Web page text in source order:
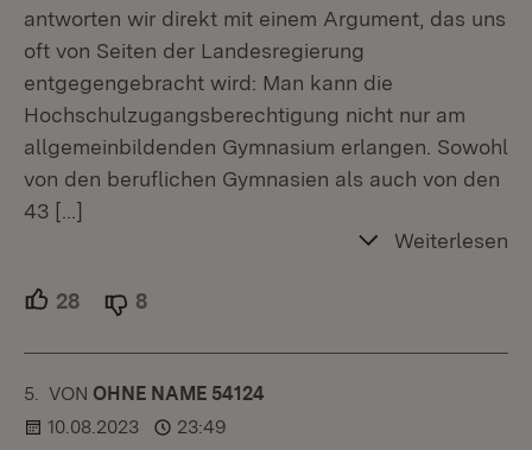
antworten wir direkt mit einem Argument, das uns
oft von Seiten der Landesregierung
entgegengebracht wird: Man kann die
Hochschulzugangsberechtigung nicht nur am
allgemeinbildenden Gymnasium erlangen. Sowohl
von den beruflichen Gymnasien als auch von den
43 […]
Weiterlesen
28 Unterstützer.
8
5. KOMMENTAR
VON :OHNE NAME 54124
10.08.2023
23:49